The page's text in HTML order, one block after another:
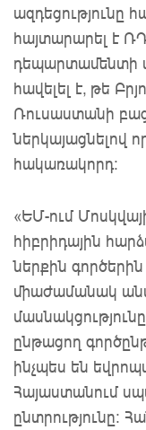
ազդեցությունը
հայտարարել է
դեպարտամենտի
հավելել է, թե
Ռուսաստանի
ներկայացնելով
հակառակորդ։
«ԵՄ-ում
հիբրիդային
ներքին
միաժամանակ
ընթացող
ինչպես են
Հայաստանում
ընտրությունը։